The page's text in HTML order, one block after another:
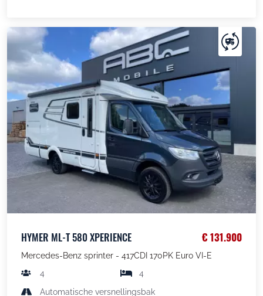
HYMER ML-T 580 XPERIENCE € 131.900
Mercedes-Benz sprinter - 417CDI 170PK Euro VI-E
4
4
Automatische versnellingsbak